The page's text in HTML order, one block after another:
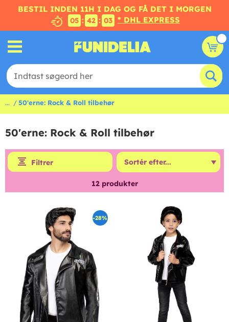
BESTIL INDEN 11H I DAG OG FÅ DET I MORGEN
05 : 42 : 02 * DHL EXPRESS
... 50'erne: Rock & Roll tilbehør
50'erne: Rock & Roll tilbehør
Filtrer
12produkter
-28%